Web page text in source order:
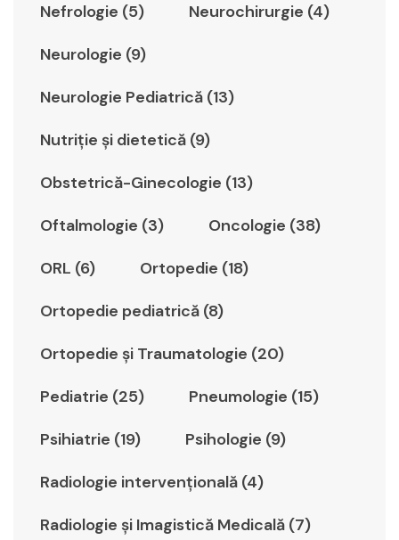
Nefrologie (5)
Neurochirurgie (4)
Neurologie (9)
Neurologie Pediatrică (13)
Nutriție și dietetică (9)
Obstetrică-Ginecologie (13)
Oftalmologie (3)
Oncologie (38)
ORL (6)
Ortopedie (18)
Ortopedie pediatrică (8)
Ortopedie şi Traumatologie (20)
Pediatrie (25)
Pneumologie (15)
Psihiatrie (19)
Psihologie (9)
Radiologie intervențională (4)
Radiologie şi Imagistică Medicală (7)